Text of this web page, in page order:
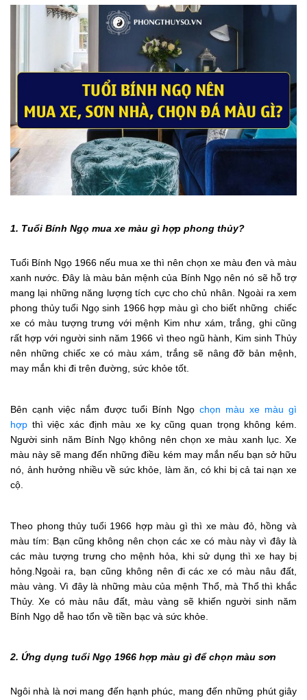
1. Tuổi Bính Ngọ mua xe màu gì hợp phong thủy?
Tuổi Bính Ngọ 1966 nếu mua xe thì nên chọn xe màu đen và màu
xanh nước. Đây là màu bản mệnh của Bính Ngọ nên nó sẽ hỗ trợ
mang lại những năng lượng tích cực cho chủ nhân. Ngoài ra xem
phong thủy tuổi Ngọ sinh 1966 hợp màu gì cho biết những chiếc
xe có màu tượng trưng với mệnh Kim như xám, trắng, ghi cũng
rất hợp với người sinh năm 1966 vì theo ngũ hành, Kim sinh Thủy
nên những chiếc xe có màu xám, trắng sẽ nâng đỡ bản mệnh,
may mắn khi đi trên đường, sức khỏe tốt.
Bên cạnh việc nắm được tuổi Bính Ngọ chọn màu xe màu gì
hợp thì việc xác định màu xe kỵ cũng quan trọng không kém.
Người sinh năm Bính Ngọ không nên chọn xe màu xanh lục. Xe
màu này sẽ mang đến những điều kém may mắn nếu bạn sở hữu
nó, ảnh hưởng nhiều về sức khỏe, làm ăn, có khi bị cả tai nạn xe
cộ.
Theo phong thủy tuổi 1966 hợp màu gì thì xe màu đỏ, hồng và
màu tím: Bạn cũng không nên chọn các xe có màu này vì đây là
các màu tượng trưng cho mệnh hỏa, khi sử dụng thì xe hay bị
hỏng.Ngoài ra, bạn cũng không nên đi các xe có màu nâu đất,
màu vàng. Vì đây là những màu của mệnh Thổ, mà Thổ thì khắc
Thủy. Xe có màu nâu đất, màu vàng sẽ khiến người sinh năm
Bính Ngọ dễ hao tổn về tiền bạc và sức khỏe.
2. Ứng dụng tuổi Ngọ 1966 hợp màu gì để chọn màu sơn
Ngôi nhà là nơi mang đến hạnh phúc, mang đến những phút giây